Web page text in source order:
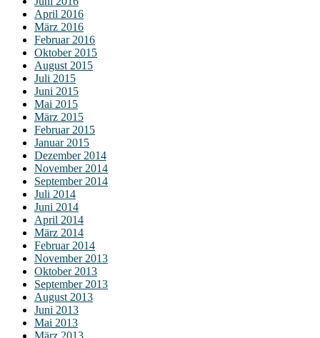
April 2016
März 2016
Februar 2016
Oktober 2015
August 2015
Juli 2015
Juni 2015
Mai 2015
März 2015
Februar 2015
Januar 2015
Dezember 2014
November 2014
September 2014
Juli 2014
Juni 2014
April 2014
März 2014
Februar 2014
November 2013
Oktober 2013
September 2013
August 2013
Juni 2013
Mai 2013
März 2013